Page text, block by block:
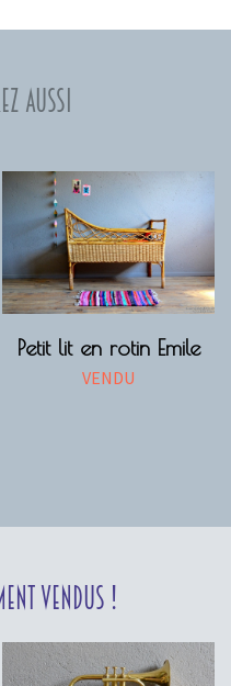
aussi
Petit lit en rotin Emile
VENDU
vendus !